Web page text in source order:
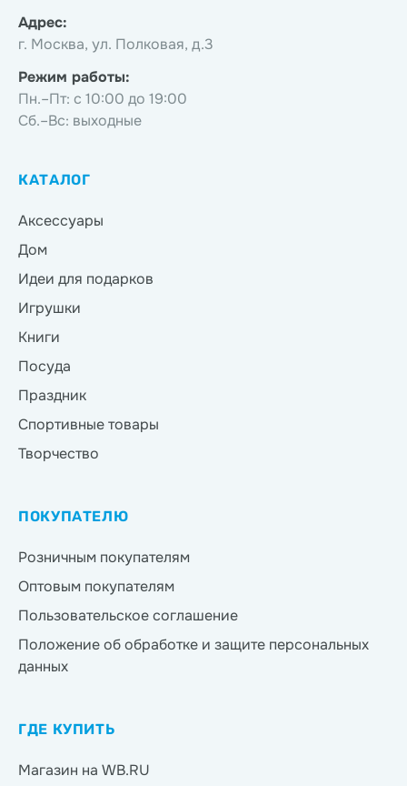
Адрес:
г. Москва, ул. Полковая, д.3
Режим работы:
Пн.–Пт: с 10:00 до 19:00
Сб.–Вс: выходные
КАТАЛОГ
Аксессуары
Дом
Идеи для подарков
Игрушки
Книги
Посуда
Праздник
Спортивные товары
Творчество
ПОКУПАТЕЛЮ
Розничным покупателям
Оптовым покупателям
Пользовательское соглашение
Положение об обработке и защите персональных
данных
ГДЕ КУПИТЬ
Магазин на WB.RU